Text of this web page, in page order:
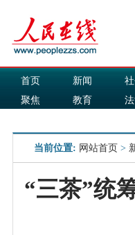
首页 新闻
聚焦
教育
当前位置: 网站首页 >
“三茶”统